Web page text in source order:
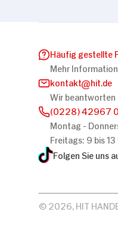
Häufig gestellte
Mehr
kontakt
hit.de
Wir beantworten
(0228) 42967 0
Montag -
Freitags: 9 bis 13
Folgen Sie uns
© 2026, HIT